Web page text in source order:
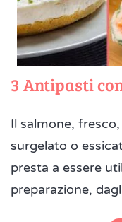
3 Antipasti
Il salmone,
surgelato o
presta a essere
preparazione,